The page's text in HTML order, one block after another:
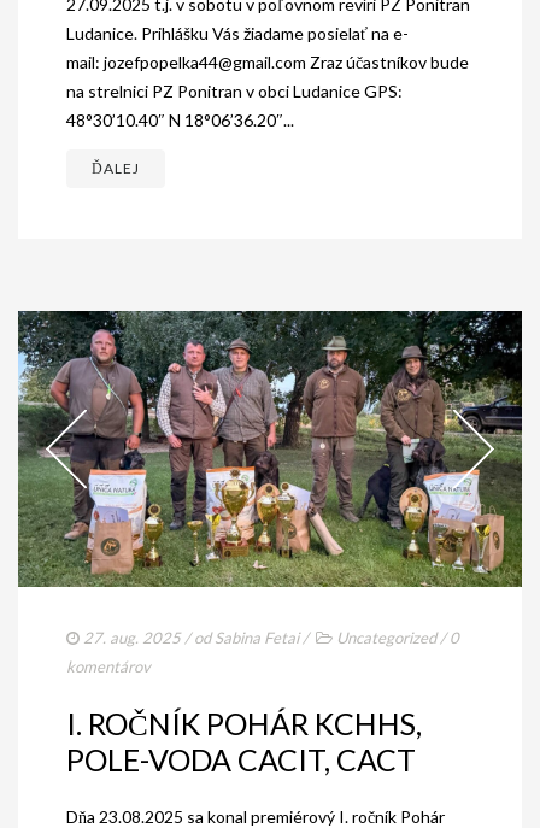
27.09.2025 t.j. v sobotu v poľovnom revíri PZ Ponitran
Ludanice. Prihlášku Vás žiadame posielať na e-
mail: jozefpopelka44@gmail.com Zraz účastníkov bude
na strelnici PZ Ponitran v obci Ludanice GPS:
48°30’10.40″ N 18°06’36.20″...
ĎALEJ
27. aug. 2025 / odSabina Fetai/ Uncategorized/0
komentárov
I. ROČNÍK POHÁR KCHHS,
POLE-VODA CACIT, CACT
Dňa 23.08.2025 sa konal premiérový I. ročník Pohár